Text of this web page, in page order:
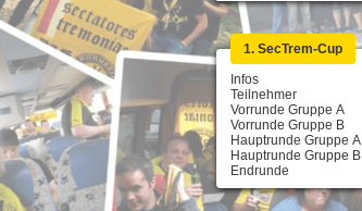
1. SecTrem-Cup
Infos
Teilnehmer
Vorrunde Gruppe A
Vorrunde Gruppe B
Hauptrunde Gruppe A
Hauptrunde Gruppe B
Endrunde